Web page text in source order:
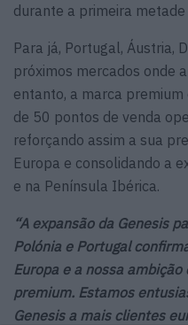
durante a primeira
Para já, Portugal, Áustria,
próximos mercados onde
entanto, a marca
de 50 pontos de venda
reforçando assim a sua
Europa e consolidando a
e na Península Ibérica.
“A expansão da Genesis
Polónia e Portugal
Europa e a nossa
premium. Estamos
Genesis a mais clientes